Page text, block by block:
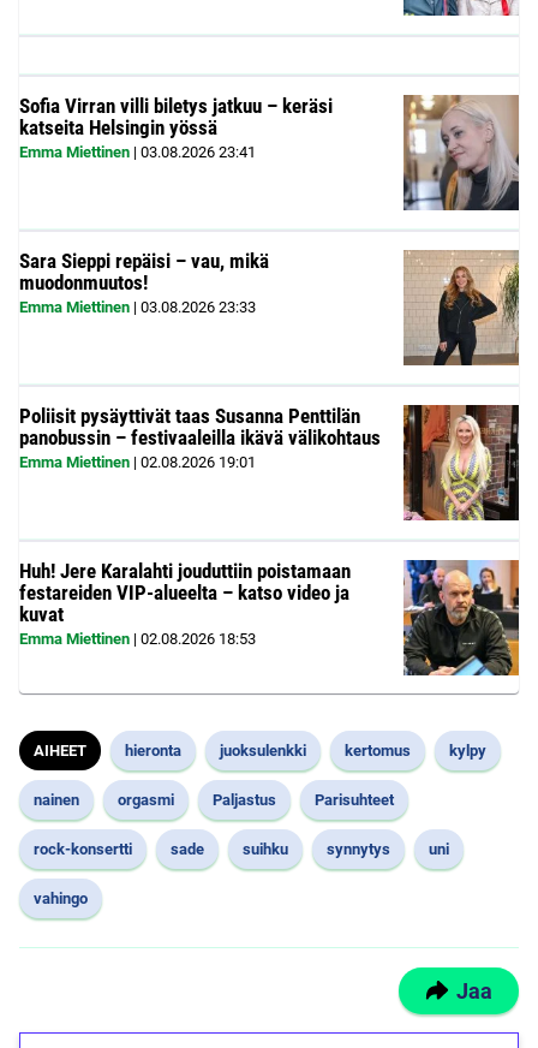
Sofia Virran villi biletys jatkuu – keräsi
katseita Helsingin yössä
Emma Miettinen | 03.08.2026 23:41
Sara Sieppi repäisi – vau, mikä
muodonmuutos!
Emma Miettinen | 03.08.2026 23:33
Poliisit pysäyttivät taas Susanna Penttilän
panobussin – festivaaleilla ikävä välikohtaus
Emma Miettinen | 02.08.2026 19:01
Huh! Jere Karalahti jouduttiin poistamaan
festareiden VIP-alueelta – katso video ja
kuvat
Emma Miettinen | 02.08.2026 18:53
AIHEET hieronta juoksulenkki kertomus kylpy
nainen orgasmi Paljastus Parisuhteet
rock-konsertti sade suihku synnytys uni
vahingo
Jaa